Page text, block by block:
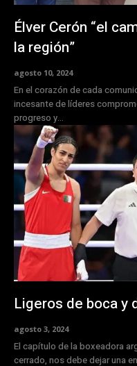
Élver Cerón “el
la región”
agosto 10, 2024
En el corazón de cada
incesante de líderes
progreso y...
Ligeros de boca y
agosto 3, 2024
El capítulo de la boxeadora
cerrado, nos debe dejar una